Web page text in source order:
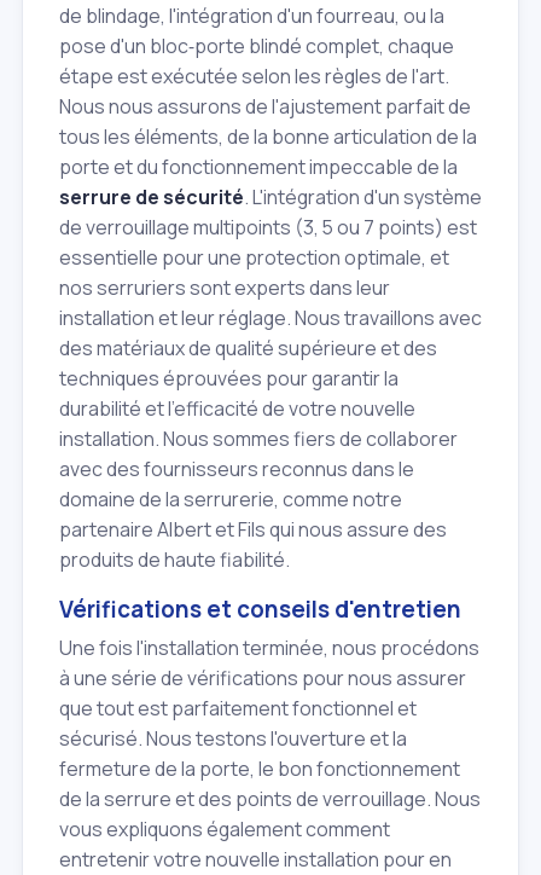
de blindage, l'intégration d'un fourreau, ou la
pose d'un bloc‑porte blindé complet, chaque
étape est exécutée selon les règles de l'art.
Nous nous assurons de l'ajustement parfait de
tous les éléments, de la bonne articulation de la
porte et du fonctionnement impeccable de la
serrure de sécurité. L'intégration d'un système
de verrouillage multipoints (3, 5 ou 7 points) est
essentielle pour une protection optimale, et
nos serruriers sont experts dans leur
installation et leur réglage. Nous travaillons avec
des matériaux de qualité supérieure et des
techniques éprouvées pour garantir la
durabilité et l'efficacité de votre nouvelle
installation. Nous sommes fiers de collaborer
avec des fournisseurs reconnus dans le
domaine de la serrurerie, comme notre
partenaire Albert et Fils qui nous assure des
produits de haute fiabilité.
Vérifications et conseils d'entretien
Une fois l'installation terminée, nous procédons
à une série de vérifications pour nous assurer
que tout est parfaitement fonctionnel et
sécurisé. Nous testons l'ouverture et la
fermeture de la porte, le bon fonctionnement
de la serrure et des points de verrouillage. Nous
vous expliquons également comment
entretenir votre nouvelle installation pour en